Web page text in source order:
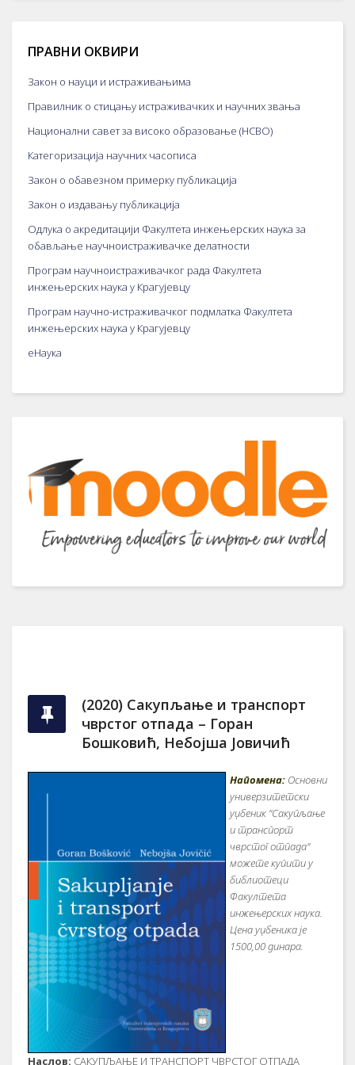
ПРАВНИ ОКВИРИ
Закон о науци и истраживањима
Правилник о стицању истраживачких и научних звања
Национални савет за високо образовање (НСВО)
Категоризација научних часописа
Закон о обавезном примерку публикација
Закон о издавању публикација
Одлука о акредитацији Факултета инжењерских наука за
обављање научноистраживачке делатности
Програм научноистраживачког рада Факултета
инжењерских наука у Крагујевцу
Програм научно-истраживачког подмлатка Факултета
инжењерских наука у Крагујевцу
еНаука
(2020) Сакупљање и транспорт
чврстог отпада – Горан
Бошковић, Небојша Јовичић
Напомена: Основни
универзитетски
уџбеник "Сакупљање
и транспорт
чврстог отпада"
можете купити у
библиотеци
Факултета
инжењерских наука.
Ценауџбеникаје
1500,00 динара.
Наслов: САКУПЉАЊЕ И ТРАНСПОРТ ЧВРСТОГ ОТПАДА